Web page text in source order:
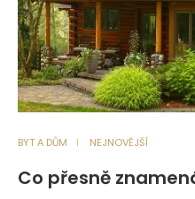
BYT A DŮM NEJNOVĚJŠÍ
Co přesně